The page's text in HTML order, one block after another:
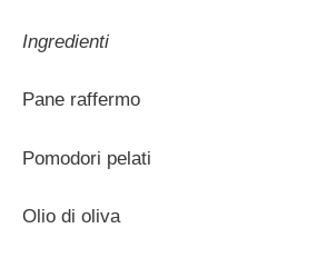
Ingredienti
Pane raffermo
Pomodori pelati
Olio di oliva